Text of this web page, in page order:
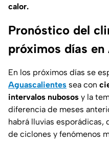
calor.
Pronóstico del
próximos días
En los próximos días se
Aguascalientes sea con
intervalos nubosos y la
diferencia de meses
habrá lluvias esporádicas,
de ciclones y fenómenos